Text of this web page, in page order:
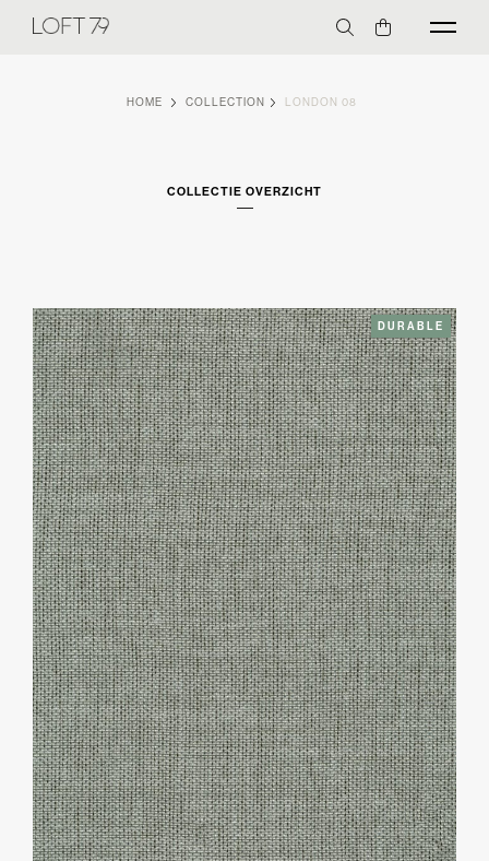
HOME COLLECTION LONDON 08
COLLECTIE OVERZICHT
DURABLE